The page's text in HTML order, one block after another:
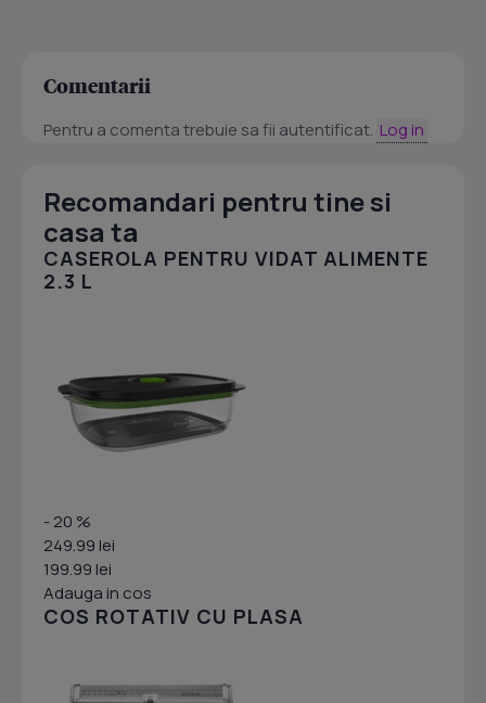
Comentarii
Pentru a comenta trebuie sa fii autentificat. Log in
Recomandari pentru tine si
casa ta
CASEROLA PENTRU VIDAT ALIMENTE
2.3 L
- 20 %
249.99 lei
199.99 lei
Adauga in cos
COS ROTATIV CU PLASA